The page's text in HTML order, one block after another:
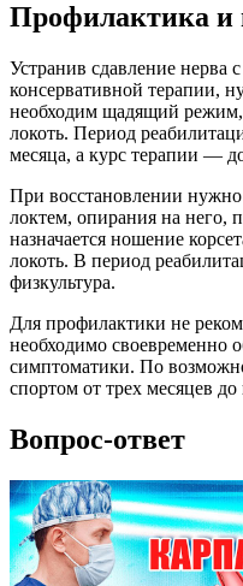
Профилактика и
Устранив сдавление
консервативной терапии,
необходим щадящий
локоть. Период
месяца, а курс терапии —
При восстановлении
локтем, опирания на него,
назначается ношение
локоть. В период
физкультура.
Для профилактики не
необходимо своевременно
симптоматики. По
спортом от трех месяцев до
Вопрос-ответ